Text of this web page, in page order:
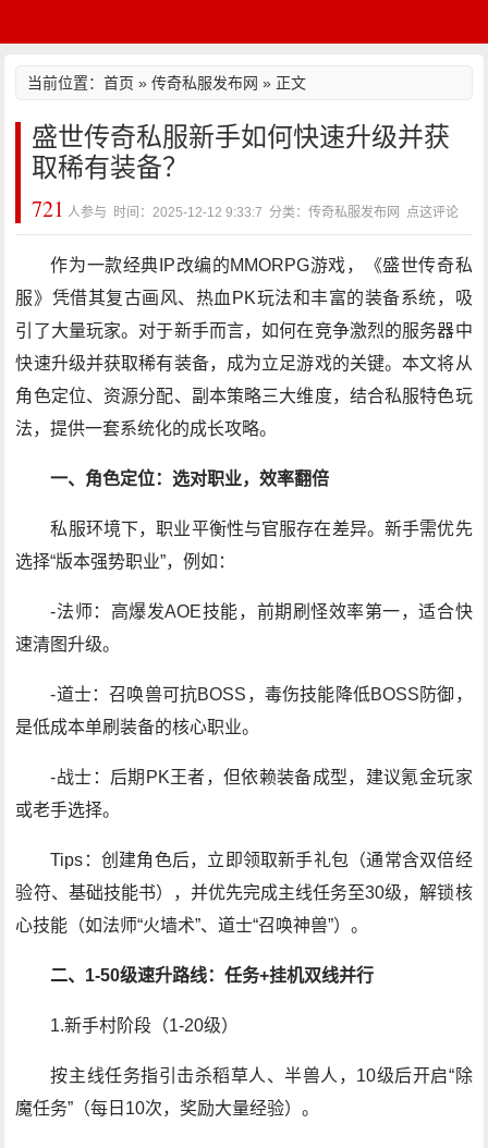
当前位置：首页 »传奇私服发布网 » 正文
盛世传奇私服新手如何快速升级并获
取稀有装备？
721 人参与 时间：2025-12-12 9:33:7 分类：传奇私服发布网 点这评论
作为一款经典IP改编的MMORPG游戏，《盛世传奇私
服》凭借其复古画风、热血PK玩法和丰富的装备系统，吸
引了大量玩家。对于新手而言，如何在竞争激烈的服务器中
快速升级并获取稀有装备，成为立足游戏的关键。本文将从
角色定位、资源分配、副本策略三大维度，结合私服特色玩
法，提供一套系统化的成长攻略。
一、角色定位：选对职业，效率翻倍
私服环境下，职业平衡性与官服存在差异。新手需优先
选择“版本强势职业”，例如：
-法师：高爆发AOE技能，前期刷怪效率第一，适合快
速清图升级。
-道士：召唤兽可抗BOSS，毒伤技能降低BOSS防御，
是低成本单刷装备的核心职业。
-战士：后期PK王者，但依赖装备成型，建议氪金玩家
或老手选择。
Tips：创建角色后，立即领取新手礼包（通常含双倍经
验符、基础技能书），并优先完成主线任务至30级，解锁核
心技能（如法师“火墙术”、道士“召唤神兽”）。
二、1-50级速升路线：任务+挂机双线并行
1.新手村阶段（1-20级）
按主线任务指引击杀稻草人、半兽人，10级后开启“除
魔任务”（每日10次，奖励大量经验）。